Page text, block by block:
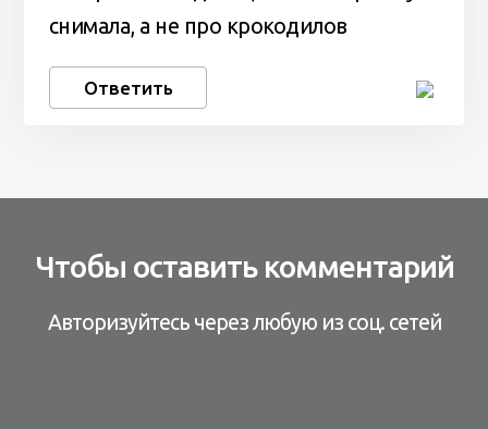
снимала, а не про крокодилов
Ответить
Чтобы оставить комментарий
Авторизуйтесь через любую из соц. сетей